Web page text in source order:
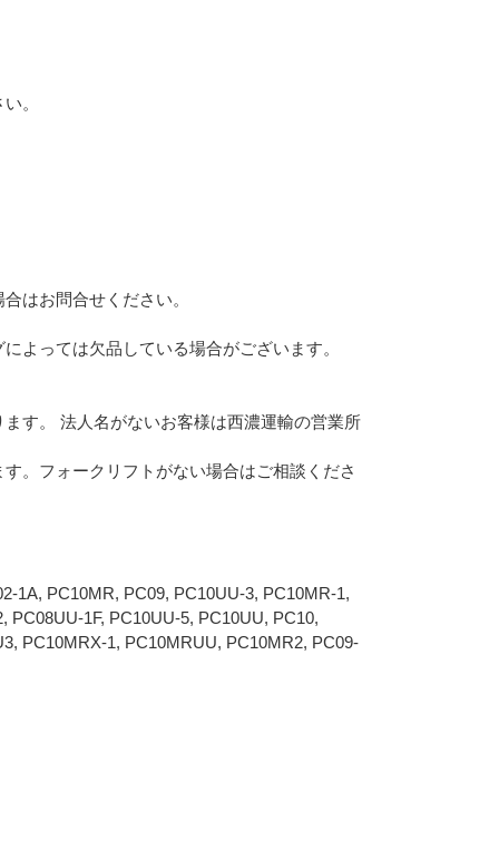
。
はお問合せください。
よっては欠品している場合がございます。
す。 法人名がないお客様は西濃運輸の営業所
。フォークリフトがない場合はご相談くださ
1A, PC10MR, PC09, PC10UU-3, PC10MR-1,
PC08UU-1F, PC10UU-5, PC10UU, PC10,
PC10MRX-1, PC10MRUU, PC10MR2, PC09-